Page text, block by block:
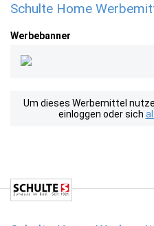
Schulte Home
Werbebanner
Um dieses Werbemittel
einloggen oder sich